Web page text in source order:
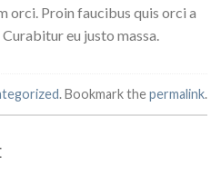
orci. Proin faucibus quis orci a
eu justo massa.
. Bookmark thepermalink.